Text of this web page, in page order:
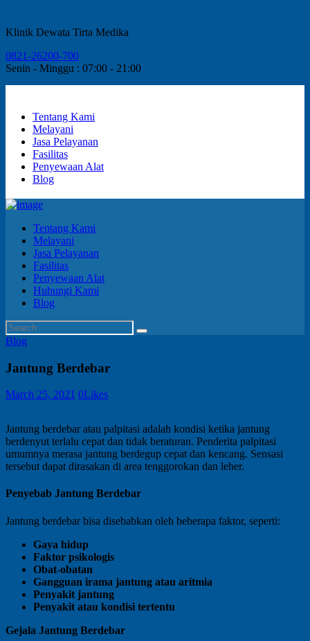
Klinik Dewata Tirta Medika
0821-26200-700
Senin - Minggu : 07:00 - 21:00
Tentang Kami
Melayani
Jasa Pelayanan
Fasilitas
Penyewaan Alat
Blog
Tentang Kami
Melayani
Jasa Pelayanan
Fasilitas
Penyewaan Alat
Hubungi Kami
Blog
Blog
Jantung Berdebar
March 25, 2021 0Likes
Jantung berdebar atau palpitasi adalah kondisi ketika jantung
berdenyut terlalu cepat dan tidak beraturan. Penderita palpitasi
umumnya merasa jantung berdegup cepat dan kencang. Sensasi
tersebut dapat dirasakan di area tenggorokan dan leher.
Penyebab Jantung Berdebar
Jantung berdebar bisa disebabkan oleh beberapa faktor, seperti:
Gaya hidup
Faktor psikologis
Obat-obatan
Gangguan irama jantung atau aritmia
Penyakit jantung
Penyakit atau kondisi tertentu
Gejala Jantung Berdebar